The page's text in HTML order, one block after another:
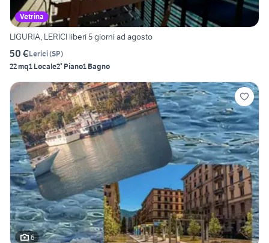
Vetrina
LIGURIA, LERICI liberi 5 giorni ad agosto
50 €Lerici(SP)
22 mq1 Locale2° Piano1 Bagno
6